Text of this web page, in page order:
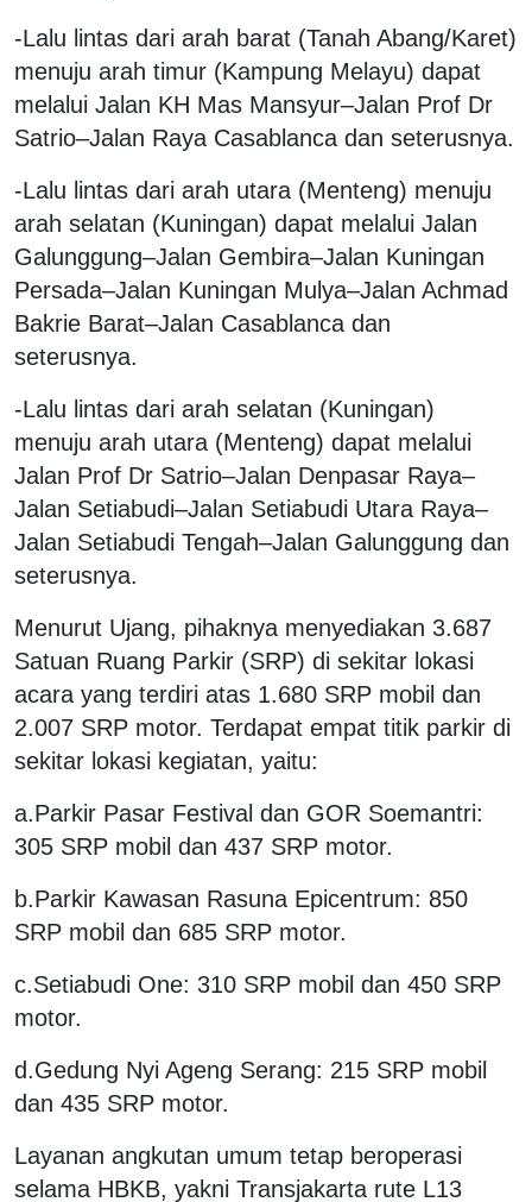
-Lalu lintas dari arah barat (Tanah Abang/Karet)
menuju arah timur (Kampung Melayu) dapat
melalui Jalan KH Mas Mansyur–Jalan Prof Dr
Satrio–Jalan Raya Casablanca dan seterusnya.
-Lalu lintas dari arah utara (Menteng) menuju
arah selatan (Kuningan) dapat melalui Jalan
Galunggung–Jalan Gembira–Jalan Kuningan
Persada–Jalan Kuningan Mulya–Jalan Achmad
Bakrie Barat–Jalan Casablanca dan
seterusnya.
-Lalu lintas dari arah selatan (Kuningan)
menuju arah utara (Menteng) dapat melalui
Jalan Prof Dr Satrio–Jalan Denpasar Raya–
Jalan Setiabudi–Jalan Setiabudi Utara Raya–
Jalan Setiabudi Tengah–Jalan Galunggung dan
seterusnya.
Menurut Ujang, pihaknya menyediakan 3.687
Satuan Ruang Parkir (SRP) di sekitar lokasi
acara yang terdiri atas 1.680 SRP mobil dan
2.007 SRP motor. Terdapat empat titik parkir di
sekitar lokasi kegiatan, yaitu:
a.Parkir Pasar Festival dan GOR Soemantri:
305 SRP mobil dan 437 SRP motor.
b.Parkir Kawasan Rasuna Epicentrum: 850
SRP mobil dan 685 SRP motor.
c.Setiabudi One: 310 SRP mobil dan 450 SRP
motor.
d.Gedung Nyi Ageng Serang: 215 SRP mobil
dan 435 SRP motor.
Layanan angkutan umum tetap beroperasi
selama HBKB, yakni Transjakarta rute L13